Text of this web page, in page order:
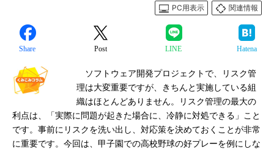
PC用表示
関連情報
Share Post LINE Hatena
ソフトウェア開発プロジェクトで、リスク管
理は大変重要ですが、きちんと実施している組
織はほとんどありません。リスク管理の最大の
利点は、「実際に問題が起きた場合に、冷静に対処できる」こと
です。事前にリスクを洗い出し、対応策を決めておくことが非常
に重要です。今回は、甲子園での高校野球の好プレーを例にしな